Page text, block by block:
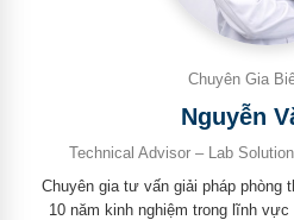
Chuyên Gia
Nguyễn
Technical Advisor – Lab
Chuyên gia tư vấn giải pháp phòng
10 năm kinh nghiệm trong lĩnh